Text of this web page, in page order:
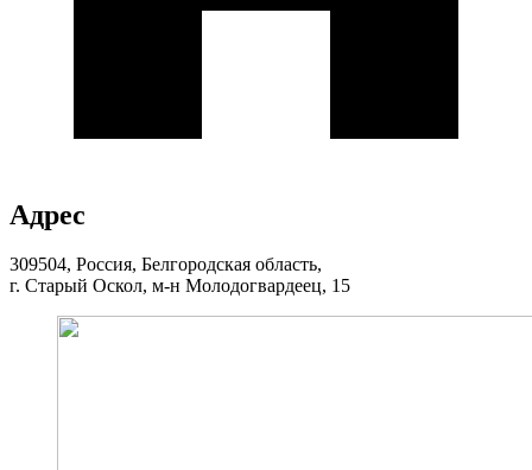
Адрес
309504, Россия, Белгородская область,
г. Старый Оскол, м-н Молодогвардеец, 15